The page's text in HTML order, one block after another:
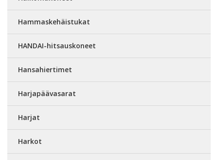
Hammaskehäistukat
HANDAI-hitsauskoneet
Hansahiertimet
Harjapäävasarat
Harjat
Harkot